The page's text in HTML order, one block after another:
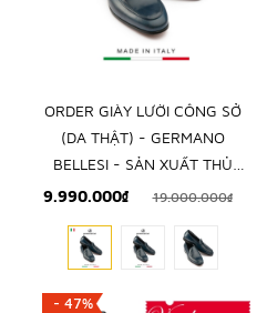
ORDER GIÀY LƯỜI CÔNG SỞ
(DA THẬT) - GERMANO
BELLESI - SẢN XUẤT THỦ
CÔNG TẠI ITALY
9.990.000₫ 19.000.000₫
- 47%